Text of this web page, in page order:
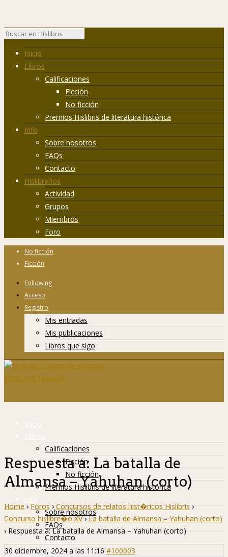
Inicio
Libros
Calificaciones
Ficción
No ficción
Premios Hislibris de literatura histórica
Info
Sobre nosotros
FAQs
Contacto
Hislibreños
Actividad
Grupos
Miembros
Foro
No ficción
Ficción
Following
Acceso
Registro
Mis entradas
Mis publicaciones
Libros que sigo
Inicio
Libros
Calificaciones
Ficción
No ficción
Premios Hislibris de literatura histórica
Info
Sobre nosotros
FAQs
Contacto
Hislibreños
Respuesta a: La batalla de
Almansa – Yahuhan (corto)
Home › Foros › Concursos de relatos hist�ricos Hislibris ›
Concurso hislibre�o XV › La batalla de Almansa – Yahuhan (corto)
› Respuesta a: La batalla de Almansa – Yahuhan (corto)
30 diciembre, 2024 a las 11:16 #100003